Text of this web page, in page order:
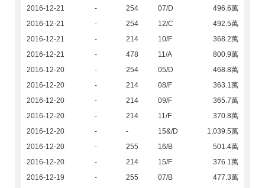
2016-12-21
- 254 07/D
496.6萬
2016-12-21
- 254 12/C
492.5萬
2016-12-21
- 214 10/F
368.2萬
2016-12-21
- 478 11/A
800.9萬
2016-12-20
- 254 05/D
468.8萬
2016-12-20
- 214 08/F
363.1萬
2016-12-20
- 214 09/F
365.7萬
2016-12-20
- 214 11/F
370.8萬
2016-12-20
- - 15&/D
1,039.5萬
2016-12-20
- 255 16/B
501.4萬
2016-12-20
- 214 15/F
376.1萬
2016-12-19
- 255 07/B
477.3萬